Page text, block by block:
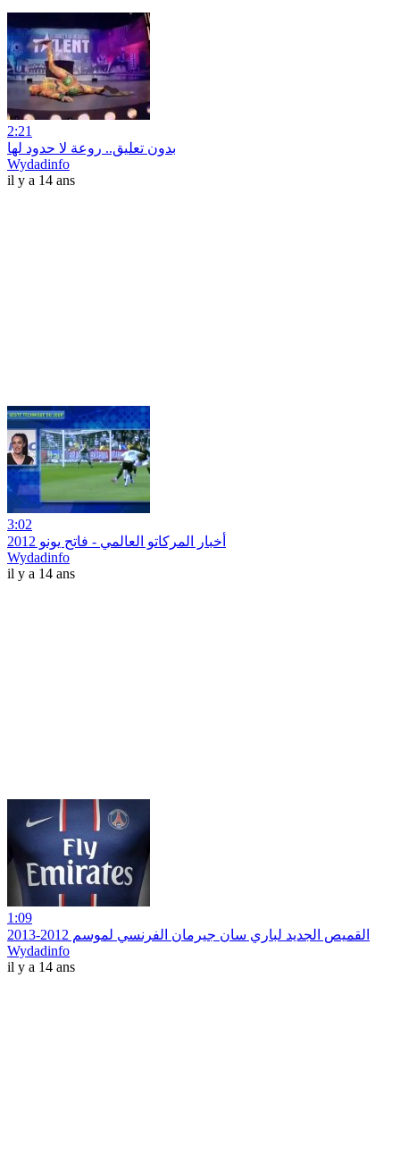
2:21
بدون تعليق.. روعة لا حدود لها
Wydadinfo
il y a 14 ans
3:02
أخبار المركاتو العالمي - فاتح يونو 2012
Wydadinfo
il y a 14 ans
1:09
القميص الجديد لباري سان جيرمان الفرنسي لموسم 2012-2013
Wydadinfo
il y a 14 ans